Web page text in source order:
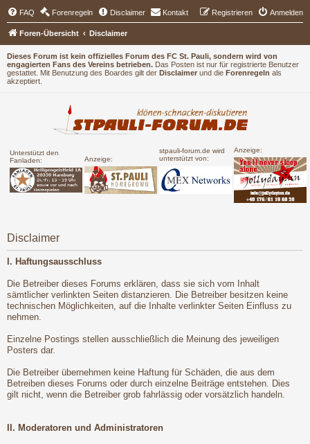
Dieses Forum ist kein offizielles Forum des FC St. Pauli, sondern wird von
engagierten Fans des Vereins betrieben. Das Posten ist nur für registrierte Benutzer
gestattet. Mit Benutzung des Boardes gilt der Disclaimer und die Forenregeln als
akzeptiert.
Unterstützt den
Fanladen:
Anzeige:
stpauli-forum.de wird
unterstützt von:
Anzeige:
FAQ Forenregeln Disclaimer Kontakt Anmelden
Registrieren
Foren-Übersicht Disclaimer
Disclaimer
I. Haftungsausschluss
Die Betreiber dieses Forums erklären, dass sie sich vom Inhalt
sämtlicher verlinkten Seiten distanzieren. Die Betreiber besitzen keine
technischen Möglichkeiten, auf die Inhalte verlinkter Seiten Einfluss zu
nehmen.
Einzelne Postings stellen ausschließlich die Meinung des jeweiligen
Posters dar.
Die Betreiber übernehmen keine Haftung für Schäden, die aus dem
Betreiben dieses Forums oder durch einzelne Beiträge entstehen. Dies
gilt nicht, wenn die Betreiber grob fahrlässig oder vorsätzlich handeln.
II. Moderatoren und Administratoren